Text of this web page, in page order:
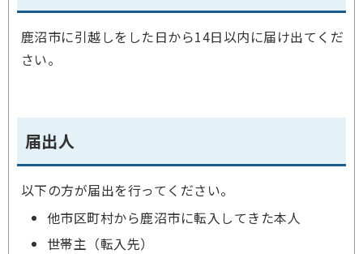
鹿沼市に引越しをした日から14日以内に届け出てくだ
さい。
届出人
以下の方が届出を行ってください。
他市区町村から鹿沼市に転入してきた本人
世帯主（転入先）